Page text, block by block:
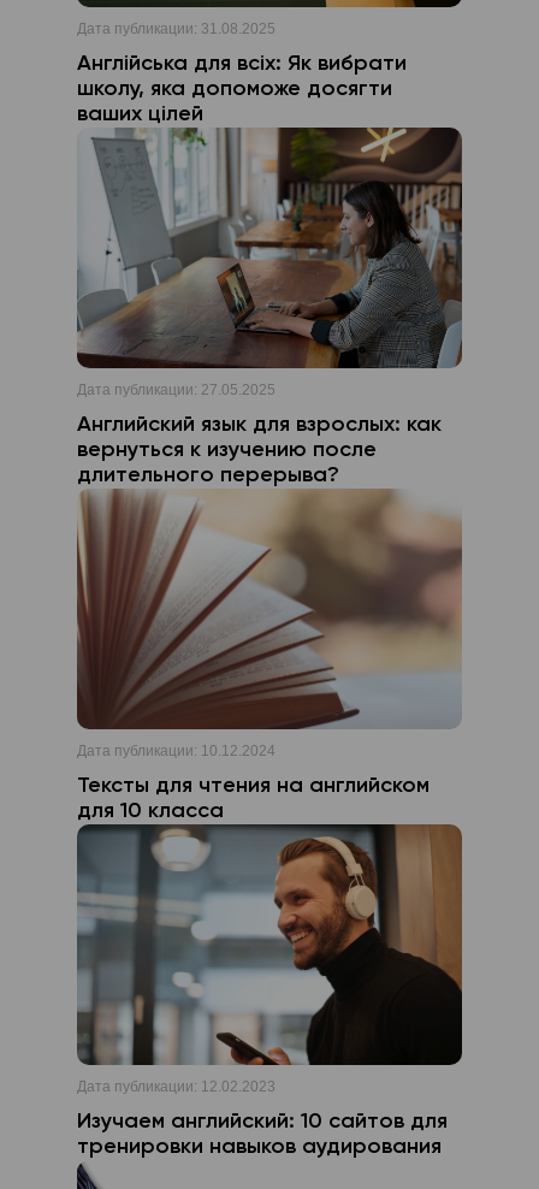
Дата публикации: 31.08.2025
Англійська для всіх: Як вибрати
школу, яка допоможе досягти
ваших цілей
Дата публикации: 27.05.2025
Английский язык для взрослых: как
вернуться к изучению после
длительного перерыва?
Дата публикации: 10.12.2024
Тексты для чтения на английском
для 10 класса
Дата публикации: 12.02.2023
Изучаем английский: 10 сайтов для
тренировки навыков аудирования